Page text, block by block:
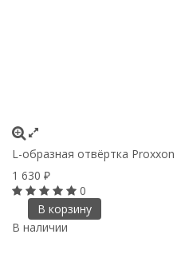
L-образная отвёртка
1 630 ₽
0
В корзину
В наличии